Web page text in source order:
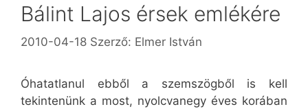
Bálint Lajos érsek emlékére
2010-04-18 Szerző: Elmer István
Óhatatlanul ebből a szemszögből is kell
tekintenünk a most, nyolcvanegy éves korában